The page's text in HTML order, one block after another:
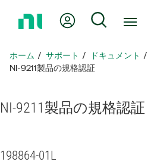
ペ
ー
戻
Myアカウント
検索
ホーム サポート ドキュメント
NI-9211製品​の​規格​認証
NI-9211製品​の​規格​認証
198864-01L